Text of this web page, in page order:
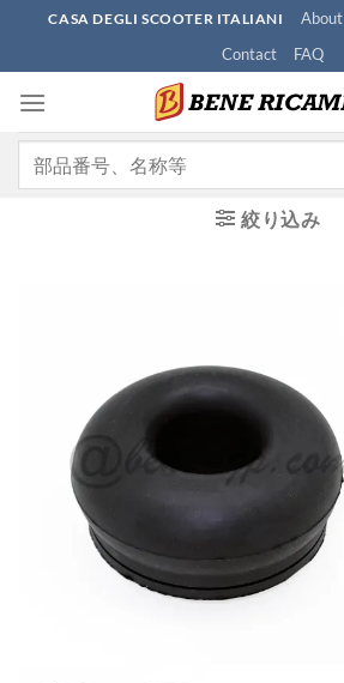
content
CASA DEGLI SCOOTER ITALIANI About
Contact
FAQ
絞り込み